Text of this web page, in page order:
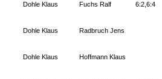
Dohle Klaus Fuchs Ralf 6:2,6:4
Dohle Klaus Radbruch Jens
Dohle Klaus Hoffmann Klaus